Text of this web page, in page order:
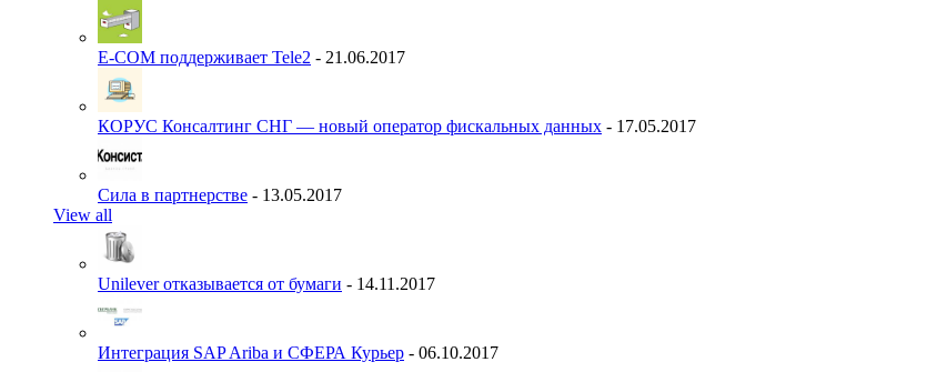
E-COM поддерживает Tele2 - 21.06.2017
КОРУС Консалтинг СНГ — новый оператор фискальных данных - 17.05.2017
Сила в партнерстве - 13.05.2017
View all
Unilever отказывается от бумаги - 14.11.2017
Интеграция SAP Ariba и СФЕРА Курьер - 06.10.2017